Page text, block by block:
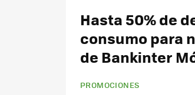
Hasta 50% de
consumo para
de Bankinter
PROMOCIONES